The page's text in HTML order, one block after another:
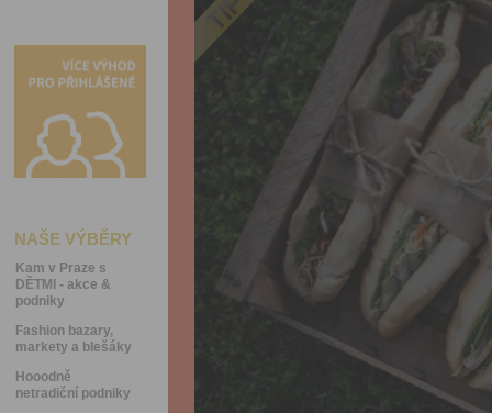
NAŠE VÝBĚRY
Kam v Praze s
DĚTMI - akce &
podniky
Fashion bazary,
markety a blešáky
Hooodně
netradiční podniky